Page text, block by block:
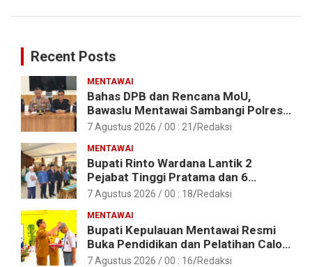
Recent Posts
MENTAWAI
Bahas DPB dan Rencana MoU,
Bawaslu Mentawai Sambangi Polres
Mentawai
7 Agustus 2026 / 00 : 21 Redaksi
MENTAWAI
Bupati Rinto Wardana Lantik 2
Pejabat Tinggi Pratama dan 6
Pejabat Fungsional di Lingkungan
7 Agustus 2026 / 00 : 18 Redaksi
MENTAWAI
Bupati Kepulauan Mentawai Resmi
Buka Pendidikan dan Pelatihan Calon
Paskibraka Tahun 2026
7 Agustus 2026 / 00 : 16 Redaksi